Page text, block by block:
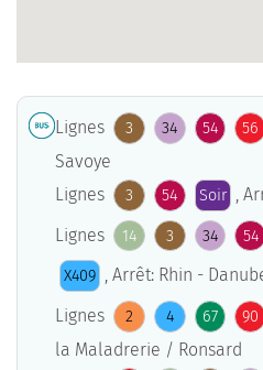
Lignes 3 34 54 56
Savoye
Lignes
3 54 Soir
,
Lignes
14 3 34 54
X409 , Arrêt: Rhin -
Lignes
2 4 67 90
la Maladrerie / Ronsard